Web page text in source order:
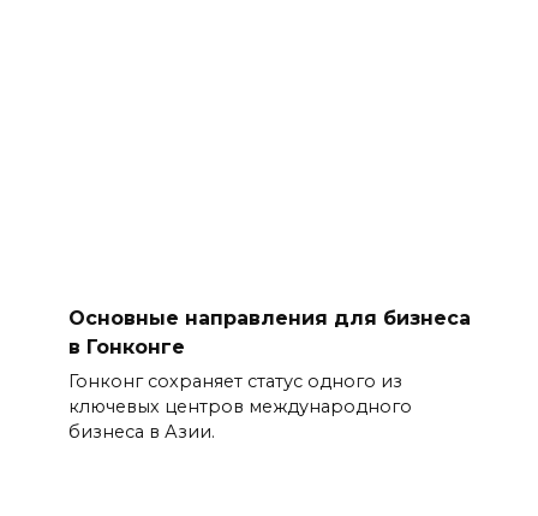
Основные направления для бизнеса
в Гонконге
Гонконг сохраняет статус одного из
ключевых центров международного
бизнеса в Азии.